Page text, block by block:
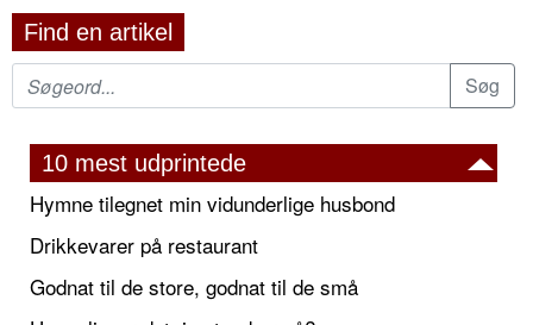
Find en artikel
10 mest udprintede
Hymne tilegnet min vidunderlige husbond
Drikkevarer på restaurant
Godnat til de store, godnat til de små